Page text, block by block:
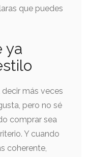
que puedes
ya
más veces
pero no sé
comprar sea
Y cuando
coherente,